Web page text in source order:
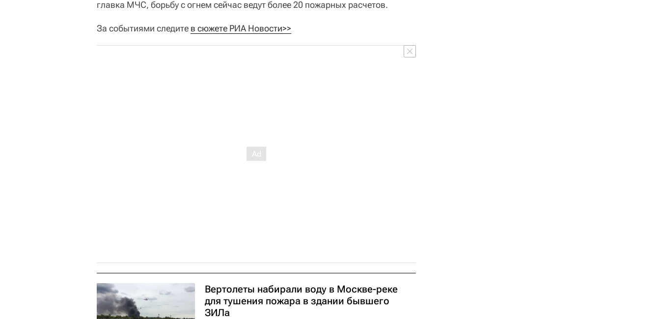
главка МЧС, борьбу с огнем сейчас ведут более 20 пожарных расчетов.
За событиями следите в сюжете РИА Новости>>
Вертолеты набирали воду в Москве-реке
для тушения пожара в здании бывшего
ЗИЛа